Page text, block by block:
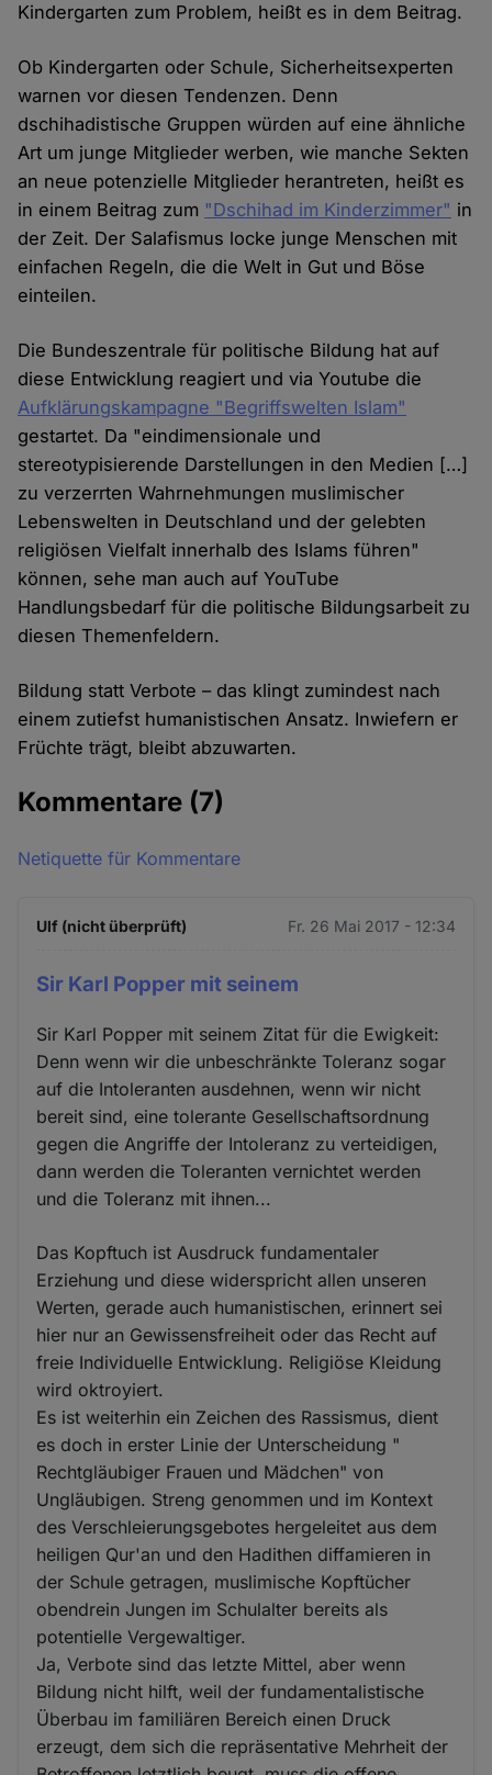
Kindergarten zum Problem, heißt es in dem Beitrag.
Ob Kindergarten oder Schule, Sicherheitsexperten
warnen vor diesen Tendenzen. Denn
dschihadistische Gruppen würden auf eine ähnliche
Art um junge Mitglieder werben, wie manche Sekten
an neue potenzielle Mitglieder herantreten, heißt es
in einem Beitrag zum "Dschihad im Kinderzimmer" in
der Zeit. Der Salafismus locke junge Menschen mit
einfachen Regeln, die die Welt in Gut und Böse
einteilen.
Die Bundeszentrale für politische Bildung hat auf
diese Entwicklung reagiert und via Youtube die
Aufklärungskampagne "Begriffswelten Islam"
gestartet. Da "eindimensionale und
stereotypisierende Darstellungen in den Medien […]
zu verzerrten Wahrnehmungen muslimischer
Lebenswelten in Deutschland und der gelebten
religiösen Vielfalt innerhalb des Islams führen"
können, sehe man auch auf YouTube
Handlungsbedarf für die politische Bildungsarbeit zu
diesen Themenfeldern.
Bildung statt Verbote – das klingt zumindest nach
einem zutiefst humanistischen Ansatz. Inwiefern er
Früchte trägt, bleibt abzuwarten.
Kommentare (7)
Netiquette für Kommentare
Ulf (nicht überprüft) Fr. 26 Mai 2017 - 12:34
Sir Karl Popper mit seinem
Sir Karl Popper mit seinem Zitat für die Ewigkeit:
Denn wenn wir die unbeschränkte Toleranz sogar
auf die Intoleranten ausdehnen, wenn wir nicht
bereit sind, eine tolerante Gesellschaftsordnung
gegen die Angriffe der Intoleranz zu verteidigen,
dann werden die Toleranten vernichtet werden
und die Toleranz mit ihnen...
Das Kopftuch ist Ausdruck fundamentaler
Erziehung und diese widerspricht allen unseren
Werten, gerade auch humanistischen, erinnert sei
hier nur an Gewissensfreiheit oder das Recht auf
freie Individuelle Entwicklung. Religiöse Kleidung
wird oktroyiert.
Es ist weiterhin ein Zeichen des Rassismus, dient
es doch in erster Linie der Unterscheidung "
Rechtgläubiger Frauen und Mädchen" von
Ungläubigen. Streng genommen und im Kontext
des Verschleierungsgebotes hergeleitet aus dem
heiligen Qur'an und den Hadithen diffamieren in
der Schule getragen, muslimische Kopftücher
obendrein Jungen im Schulalter bereits als
potentielle Vergewaltiger.
Ja, Verbote sind das letzte Mittel, aber wenn
Bildung nicht hilft, weil der fundamentalistische
Überbau im familiären Bereich einen Druck
erzeugt, dem sich die repräsentative Mehrheit der